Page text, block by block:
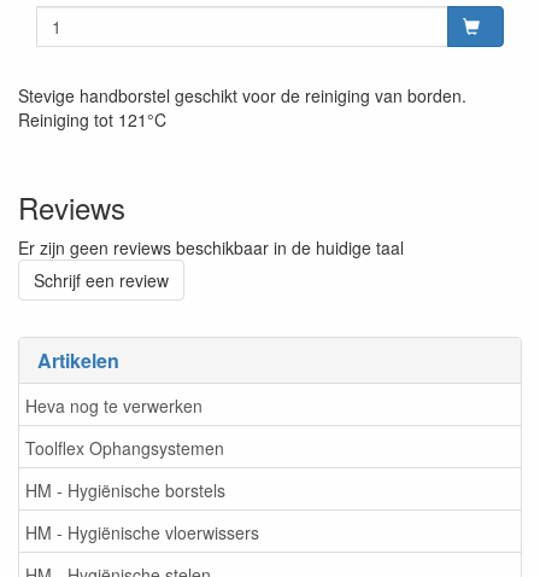
Artikelen
Heva nog te verwerken
Toolflex Ophangsystemen
HM - Hygiënische borstels
HM - Hygiënische vloerwissers
Stevige handborstel geschikt voor de reiniging van borden.
Reiniging tot 121°C
Reviews
Er zijn geen reviews beschikbaar in de huidige taal
Schrijf een review